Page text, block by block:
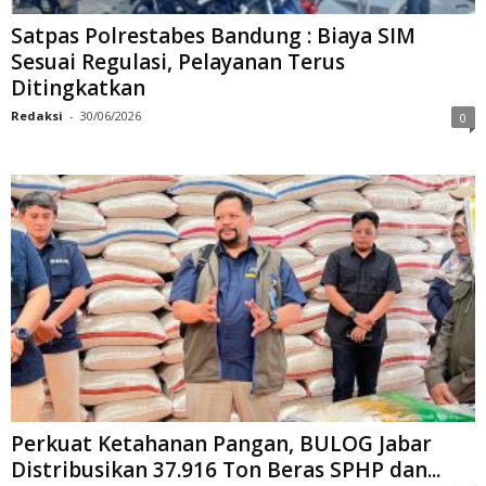
Satpas Polrestabes Bandung : Biaya SIM
Sesuai Regulasi, Pelayanan Terus
Ditingkatkan
Redaksi - 30/06/2026 0
Perkuat Ketahanan Pangan, BULOG Jabar
Distribusikan 37.916 Ton Beras SPHP dan...